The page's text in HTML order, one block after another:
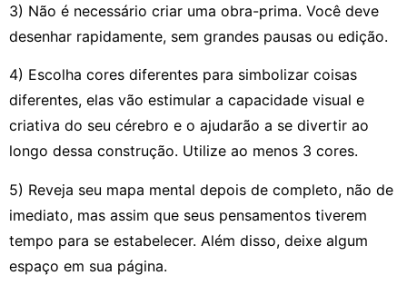
3) Não é necessário criar uma obra-prima. Você deve
desenhar rapidamente, sem grandes pausas ou edição.
4) Escolha cores diferentes para simbolizar coisas
diferentes, elas vão estimular a capacidade visual e
criativa do seu cérebro e o ajudarão a se divertir ao
longo dessa construção. Utilize ao menos 3 cores.
5) Reveja seu mapa mental depois de completo, não de
imediato, mas assim que seus pensamentos tiverem
tempo para se estabelecer. Além disso, deixe algum
espaço em sua página.